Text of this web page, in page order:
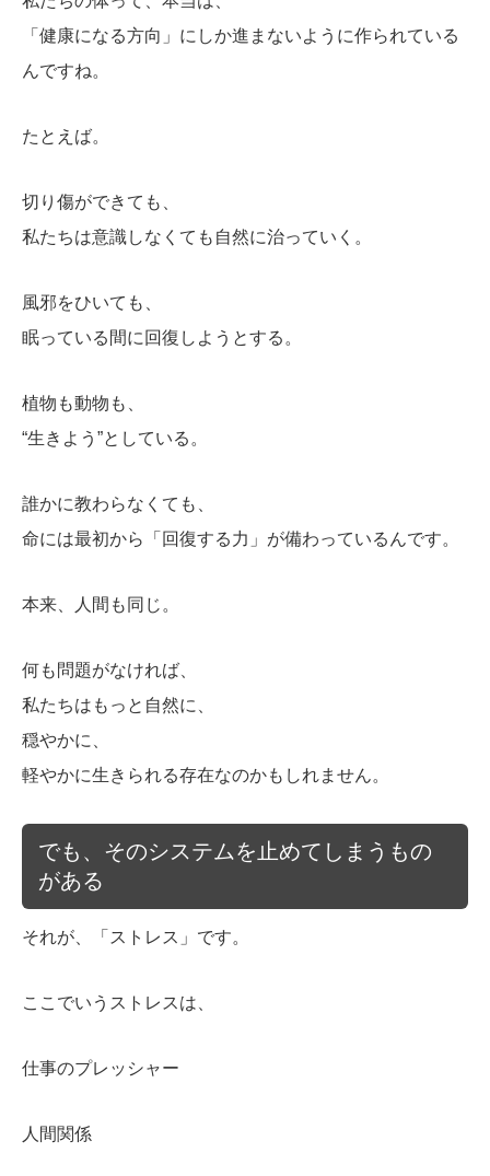
「健康になる方向」にしか進まないように作られている
んですね。
たとえば。
切り傷ができても、
私たちは意識しなくても自然に治っていく。
風邪をひいても、
眠っている間に回復しようとする。
植物も動物も、
“生きよう”としている。
誰かに教わらなくても、
命には最初から「回復する力」が備わっているんです。
本来、人間も同じ。
何も問題がなければ、
私たちはもっと自然に、
穏やかに、
軽やかに生きられる存在なのかもしれません。
でも、そのシステムを止めてしまうもの
がある
それが、「ストレス」です。
ここでいうストレスは、
仕事のプレッシャー
人間関係